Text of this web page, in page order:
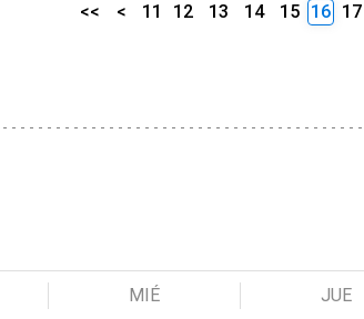
<< < 11 12 13 14 15 16 17
MIÉ JUE